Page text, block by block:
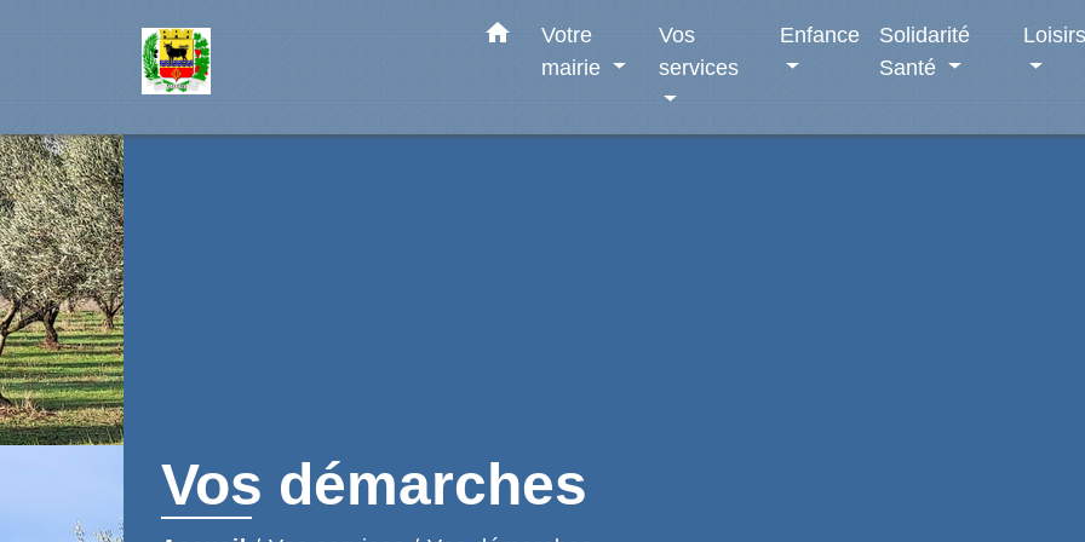
home
Votre
mairie
Vos
services
Enfance
Solidarité
Santé
Loisirs
Vos démarches